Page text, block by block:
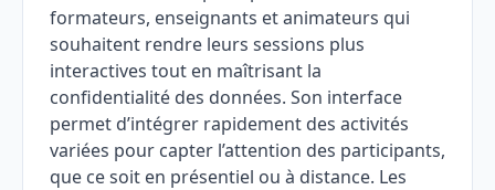
formateurs, enseignants et animateurs qui
souhaitent rendre leurs sessions plus
interactives tout en maîtrisant la
confidentialité des données. Son interface
permet d’intégrer rapidement des activités
variées pour capter l’attention des participants,
que ce soit en présentiel ou à distance. Les